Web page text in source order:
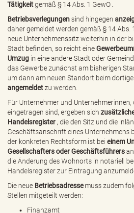
Tätigkeitgemäß§ 14 Abs. 1 GewO
Betriebsverlegungensind hingegen
daher gemeldet werden gemäß § 14 Abs.
neue Unternehmenssitz weiterhin in der
Stadt befinden, so reicht eine
Umzug in eine andere Stadt oder
das Gewerbe zunächst am bisherigen
um dann am neuen Standort beim
angemeldetzu werden.
Für Unternehmer und
eingetragen sind, ergeben sich
Handelsregister , die den Sitz und die
Geschäftsanschrift eines Unternehmens
der konkreten Rechtsform ist bei einem
Gesellschafters oder Geschäftsführers
die Änderung des Wohnorts in notariell
Handelsregister zur Eintragung
Die neue Betriebsadressemuss zudem
Stellen mitgeteilt werden:
Finanzamt